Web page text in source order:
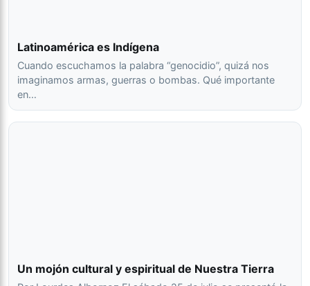
Latinoamérica es Indígena
Cuando escuchamos la palabra “genocidio”, quizá nos
imaginamos armas, guerras o bombas. Qué importante
en…
Un mojón cultural y espiritual de Nuestra Tierra